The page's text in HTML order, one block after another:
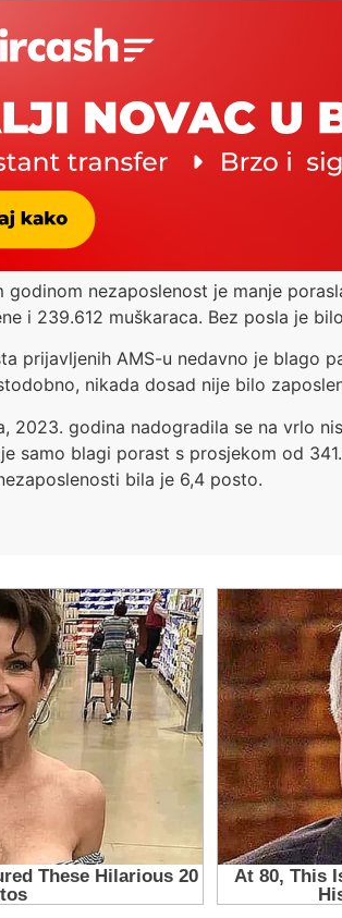
nezaposlenost je manje
i 239.612 muškaraca. Bez posla je
prijavljenih AMS-u nedavno je blago
nikada dosad nije bilo
2023. godina nadogradila se na vrlo
samo blagi porast s prosjekom od
bila je 6,4 posto.